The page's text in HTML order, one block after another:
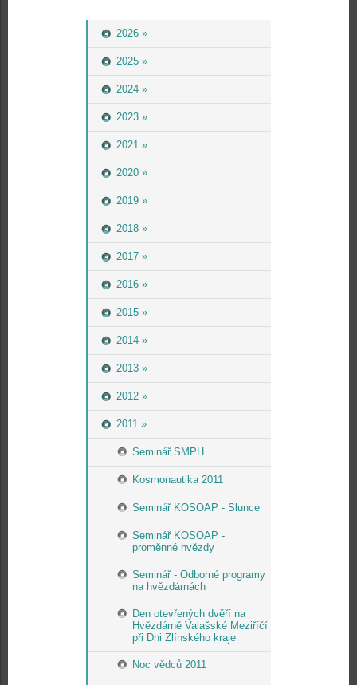
2026 »
2025 »
2024 »
2023 »
2021 »
2020 »
2019 »
2018 »
2017 »
2016 »
2015 »
2014 »
2013 »
2012 »
2011 »
Seminář SMPH
Kosmonautika 2011
Seminář KOSOAP - Slunce
Seminář KOSOAP -
proměnné hvězdy
Seminář - Odborné programy
na hvězdárnách
Den otevřených dvěří na
Hvězdárně Valašské Meziříčí
při Dni Zlínského kraje
Noc vědců 2011